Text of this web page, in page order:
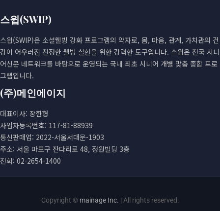
스윕(SWIP)
스윕(SWIP)은 소셜웰빙 강화 프로그램의 약자로, 몸, 마음, 관계, 가치관의 건
강이 어우러진 진정한 웰빙 실현을 위한 강력한 도구입니다. 스윕은 전국 시니
어신문 네트워크를 바탕으로 운영되는 국내 최초 시니어 개별 맞춤 종합 프로
그램입니다.
(주)메인에이지
대표이사: 장한형
사업자등록번호: 117-81-88939
통신판매업: 2022-서울서대문-1903
주소: 서울 마포구 잔다리로 48, 정원빌딩 3층
전화: 02-2654-1400
Copyright © mainage Inc. | All rights reserved.